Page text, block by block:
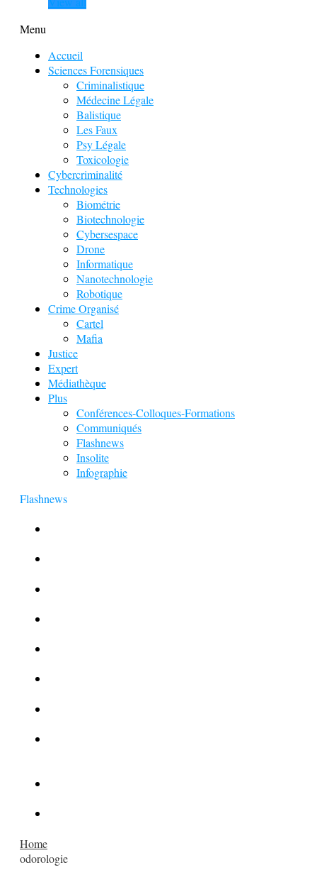
Menu
Accueil
Sciences Forensiques
Criminalistique
Médecine Légale
Balistique
Les Faux
Psy Légale
Toxicologie
Cybercriminalité
Technologies
Biométrie
Biotechnologie
Cybersespace
Drone
Informatique
Nanotechnologie
Robotique
Crime Organisé
Cartel
Mafia
Justice
Expert
Médiathèque
Plus
Conférences-Colloques-Formations
Communiqués
Flashnews
Insolite
Infographie
Flashnews
Home
odorologie